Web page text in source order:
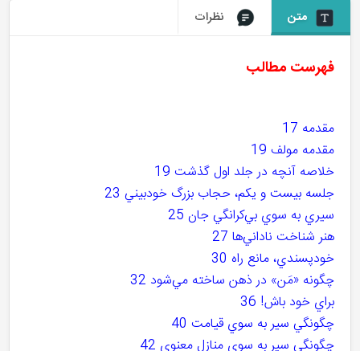
متن نظرات
فهرست مطالب
مقدمه 17
مقدمه مولف 19
خلاصه آنچه در جلد اول گذشت 19
جلسه بيست و يکم، حجاب بزرگ خودبيني 23
سيري به سوي بي‌کرانگي جان 25
هنر شناخت ناداني‌ها 27
خودپسندي، مانع راه 30
چگونه «مَن» در ذهن ساخته مي‌شود 32
براي خود باش! 36
چگونگي سير به سوي قيامت 40
چگونگي سير به سوي منازل معنوي 42